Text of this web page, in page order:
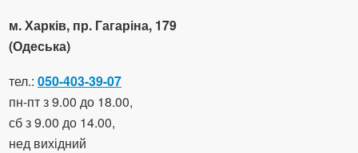
м. Харків, пр. Гагаріна, 179
(Одеська)
тел.: 050-403-39-07
пн-пт з 9.00 до 18.00,
сб з 9.00 до 14.00,
нед вихідний